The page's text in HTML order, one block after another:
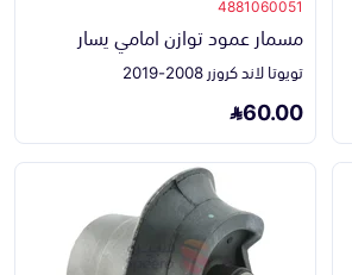
مسمار عمود توازن امامي يسار
تويوتا لاند كروزر 2008-2019
60.00